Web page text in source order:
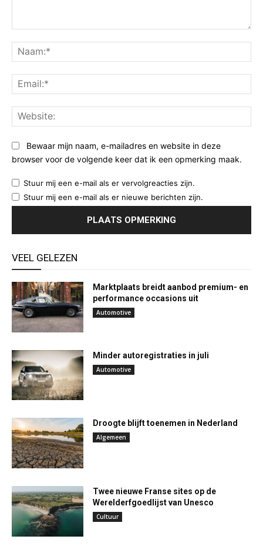
Bewaar mijn naam, e-mailadres en website in deze
browser voor de volgende keer dat ik een opmerking maak.
Stuur mij een e-mail als er vervolgreacties zijn.
Stuur mij een e-mail als er nieuwe berichten zijn.
VEEL GELEZEN
Marktplaats breidt aanbod premium- en
performance occasions uit
Automotive
Minder autoregistraties in juli
Automotive
Droogte blijft toenemen in Nederland
Algemeen
Twee nieuwe Franse sites op de
Werelderfgoedlijst van Unesco
Cultuur